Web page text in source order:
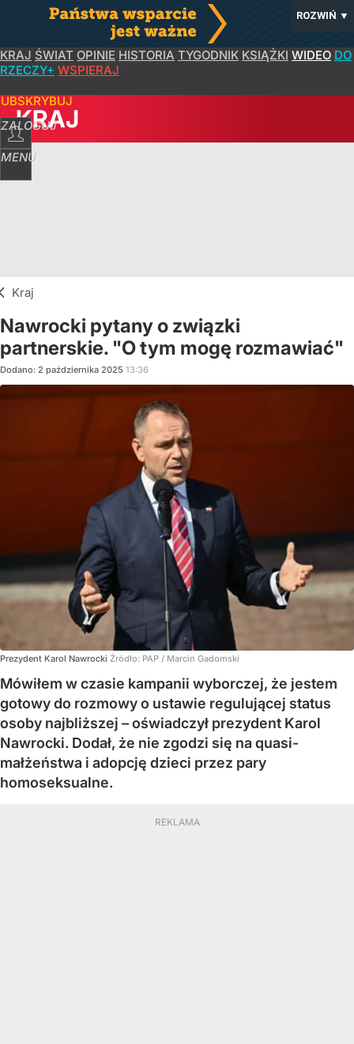
ROZWIŃ ▼
KRAJ ŚWIAT OPINIE HISTORIA TYGODNIK KSIĄŻKI WIDEO DO
RZECZY+ WSPIERAJ
ZALOGUJ
MENU
KRAJ
Kraj
Nawrocki pytany o związki
partnerskie. "O tym mogę rozmawiać"
Dodano: 2 października 2025 13:36
Prezydent Karol Nawrocki Źródło: PAP / Marcin Gadomski
Mówiłem w czasie kampanii wyborczej, że jestem
gotowy do rozmowy o ustawie regulującej status
osoby najbliższej – oświadczył prezydent Karol
Nawrocki. Dodał, że nie zgodzi się na quasi-
małżeństwa i adopcję dzieci przez pary
homoseksualne.